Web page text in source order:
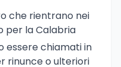
che rientrano nei
per la Calabria
essere chiamati in
rinunce o ulteriori